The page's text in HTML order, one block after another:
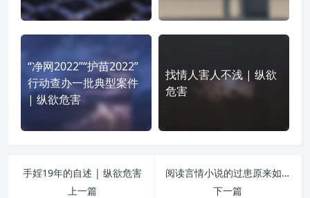
“净网2022”“护苗2022”
行动查办一批典型案件
| 纵欲危害
找情人害人不浅 | 纵欲
危害
手婬19年的自述 | 纵欲危害
上一篇
阅读言情小说的过患原来如此严重 | 纵欲危害
下一篇